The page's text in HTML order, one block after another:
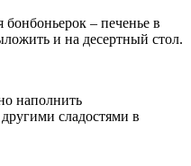
– печенье в
и на десертный стол.
наполнить
сладостями в